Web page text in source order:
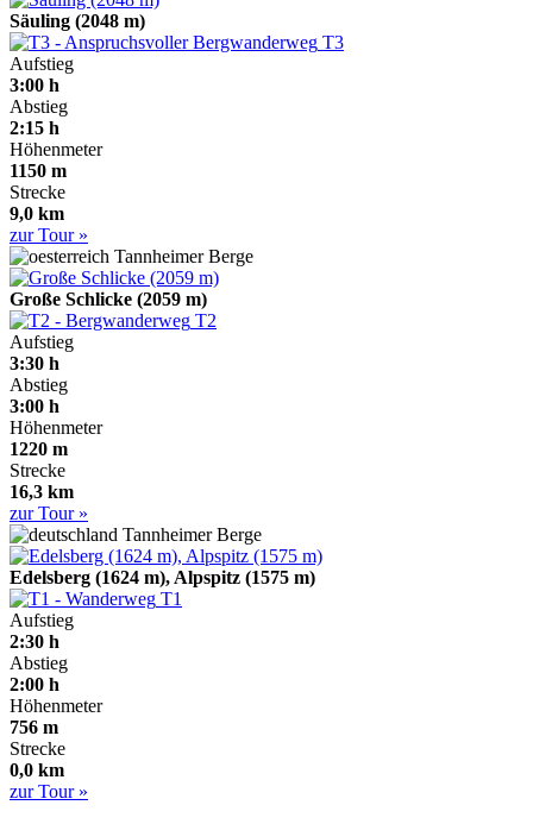
Säuling (2048 m)
T3
Aufstieg
3:00 h
Abstieg
2:15 h
Höhenmeter
1150 m
Strecke
9,0 km
zur Tour »
Tannheimer Berge
Große Schlicke (2059 m)
T2
Aufstieg
3:30 h
Abstieg
3:00 h
Höhenmeter
1220 m
Strecke
16,3 km
zur Tour »
Tannheimer Berge
Edelsberg (1624 m), Alpspitz (1575 m)
T1
Aufstieg
2:30 h
Abstieg
2:00 h
Höhenmeter
756 m
Strecke
0,0 km
zur Tour »